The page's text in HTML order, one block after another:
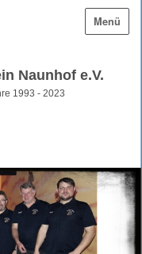
Menü
Naunhof e.V.
1993 - 2023